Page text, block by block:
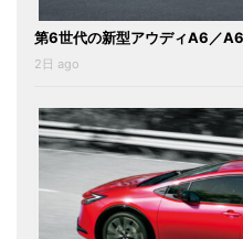
第6世代の新型アウディA6／
2日 ago